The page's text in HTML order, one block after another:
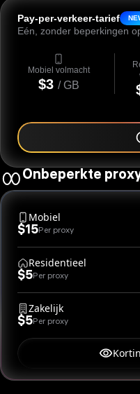
Pay-per-verkeer-tarief
Eén, zonder beperkingen
Mobiel volmacht
$3 / GB
Onbeperkte
Mobiel
$15Per proxy
Residentieel
$5Per proxy
Zakelijk
$5Per proxy